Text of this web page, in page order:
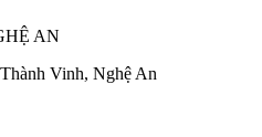
AN
Vinh, Nghệ An